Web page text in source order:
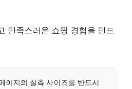
만족스러운 쇼핑 경험을 만드
이지의 실측 사이즈를 반드시